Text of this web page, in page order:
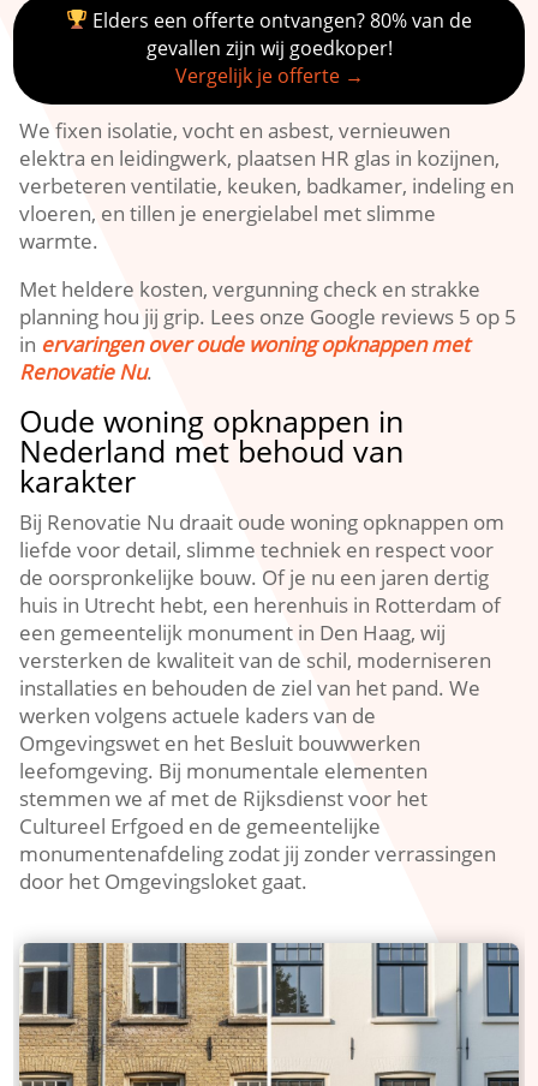
Elders een offerte ontvangen? 80% van de
gevallen zijn wij goedkoper!
Vergelijk je offerte →
We fixen isolatie, vocht en asbest, vernieuwen
elektra en leidingwerk, plaatsen HR glas in kozijnen,
verbeteren ventilatie, keuken, badkamer, indeling en
vloeren, en tillen je energielabel met slimme
warmte.​
Met heldere kosten, vergunning check en strakke
planning hou jij grip.​ Lees onze Google reviews 5 op 5
in ervaringen over oude woning opknappen met
Renovatie Nu.​
Oude woning opknappen in
Nederland met behoud van
karakter
Bij Renovatie Nu draait oude woning opknappen om
liefde voor detail, slimme techniek en respect voor
de oorspronkelijke bouw.​ Of je nu een jaren dertig
huis in Utrecht hebt, een herenhuis in Rotterdam of
een gemeentelijk monument in Den Haag, wij
versterken de kwaliteit van de schil, moderniseren
installaties en behouden de ziel van het pand.​ We
werken volgens actuele kaders van de
Omgevingswet en het Besluit bouwwerken
leefomgeving.​ Bij monumentale elementen
stemmen we af met de Rijksdienst voor het
Cultureel Erfgoed en de gemeentelijke
monumentenafdeling zodat jij zonder verrassingen
door het Omgevingsloket gaat.​